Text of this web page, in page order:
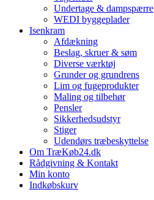
Undertage & dampspærre
WEDI byggeplader
Isenkram
Afdækning
Beslag, skruer & søm
Diverse værktøj
Grunder og grundrens
Lim og fugeprodukter
Maling og tilbehør
Pensler
Sikkerhedsudstyr
Stiger
Udendørs træbeskyttelse
Om TræKøb24.dk
Rådgivning & Kontakt
Min konto
Indkøbskurv